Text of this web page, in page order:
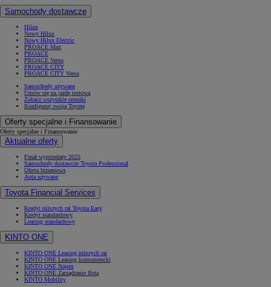
Samochody dostawcze
Hilux
Nowy Hilux
Nowy Hilux Electric
PROACE Max
PROACE
PROACE Verso
PROACE CITY
PROACE CITY Verso
Samochody używane
Umów się na jazdę testową
Zobacz wszystkie cenniki
Konfiguruj swoją Toyotę
Oferty specjalne i Finansowanie
Oferty specjalne i Finansowanie
Aktualne oferty
Finał wyprzedaży 2025
Samochody dostawcze Toyota Professional
Oferta biznesowa
Auta używane
Toyota Financial Services
Kredyt niższych rat Toyota Easy
Kredyt standardowy
Leasing standardowy
KINTO ONE
KINTO ONE Leasing niższych rat
KINTO ONE Leasing konsumencki
KINTO ONE Najem
KINTO ONE Zarządzanie flotą
KINTO Mobility